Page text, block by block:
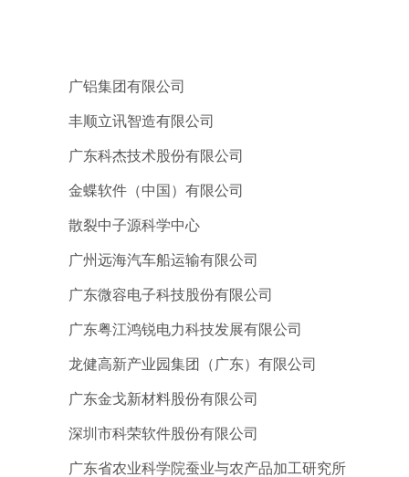
广铝集团有限公司
丰顺立讯智造有限公司
广东科杰技术股份有限公司
金蝶软件（中国）有限公司
散裂中子源科学中心
广州远海汽车船运输有限公司
广东微容电子科技股份有限公司
广东粤江鸿锐电力科技发展有限公司
龙健高新产业园集团（广东）有限公司
广东金戈新材料股份有限公司
深圳市科荣软件股份有限公司
广东省农业科学院蚕业与农产品加工研究所